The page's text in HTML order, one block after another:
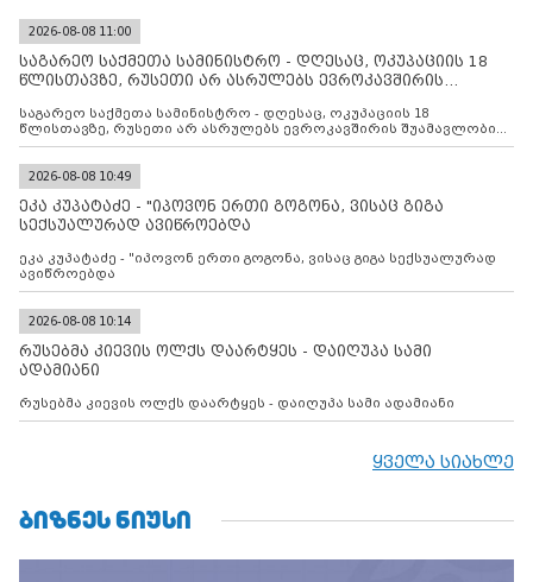
2026-08-08 11:00
საგარეო საქმეთა სამინისტრო - დღესაც, ოკუპაციის 18
წლისთავზე, რუსეთი არ ასრულებს ევროკავშირის
საგარეო საქმეთა სამინისტრო - დღესაც, ოკუპაციის 18
წლისთავზე, რუსეთი არ ასრულებს ევროკავშირის შუამავლობით
დადებულ 2008 წლის 12 აგვისტოს ცეცხლის შეწყვეტის
კონტროლს ოკუპირებულ რეგიონებში, აგრძელებს მათი
მილიტარიზაციის პროცესს და აქტიურად დგამს ნაბიჯებს მათი
ფაქტობრივი ანექსიისკენ
2026-08-08 10:49
ეკა კუპატაძე - "იპოვონ ერთი გოგონა, ვისაც გიგა
სექსუალურად ავიწროებდა
ეკა კუპატაძე - "იპოვონ ერთი გოგონა, ვისაც გიგა სექსუალურად
ავიწროებდა
2026-08-08 10:14
რუსებმა კიევის ოლქს დაარტყეს - დაიღუპა სამი
ადამიანი
რუსებმა კიევის ოლქს დაარტყეს - დაიღუპა სამი ადამიანი
ყველა სიახლე
ᲑᲘᲖᲜᲔᲡ ᲜᲘᲣᲡᲘ